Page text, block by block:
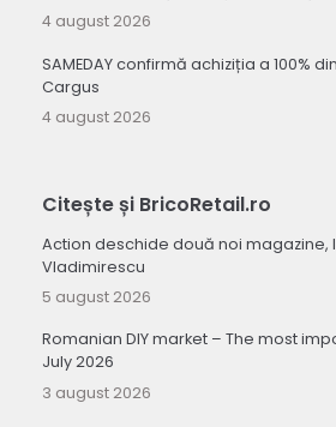
4 august 2026
SAMEDAY confirmă achiziția a 100%
Cargus
4 august 2026
Citește și BricoRetail.ro
Action deschide două noi magazine,
Vladimirescu
5 august 2026
Romanian DIY market – The most
July 2026
3 august 2026